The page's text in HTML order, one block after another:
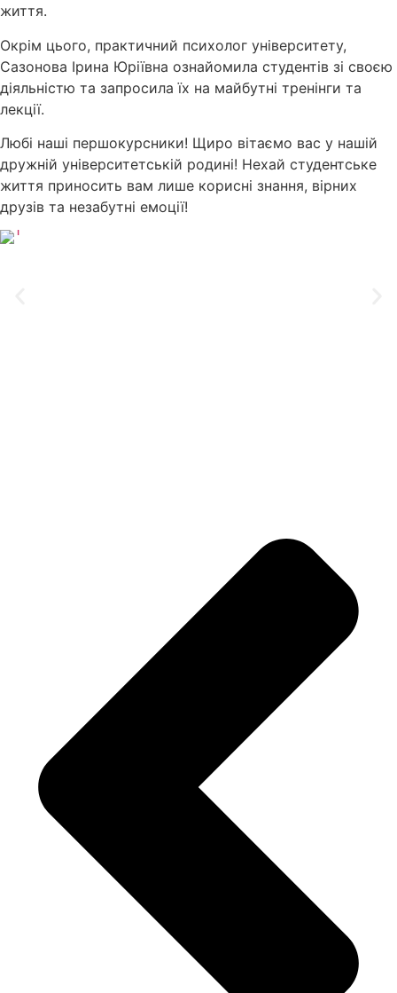
життя.
Окрім цього, практичний психолог університету,
Сазонова Ірина Юріївна ознайомила студентів зі своєю
діяльністю та запросила їх на майбутні тренінги та
лекції.
Любі наші першокурсники! Щиро вітаємо вас у нашій
дружній університетській родині! Нехай студентське
життя приносить вам лише корисні знання, вірних
друзів та незабутні емоції!